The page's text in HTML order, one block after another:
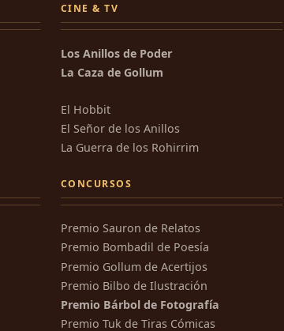
CINE & TV
Los Anillos de Poder
La Caza de Gollum
El Hobbit
El Señor de los Anillos
La Guerra de los Rohirrim
CONCURSOS
Premio Sauron de Relatos
Premio Bombadil de Poesía
Premio Gollum de Acertijos
Premio Bilbo de Ilustración
Premio Bárbol de Fotografía
Premio Tuk de Tiras Cómicas